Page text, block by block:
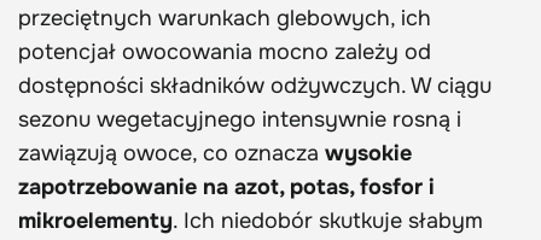
przeciętnych warunkach glebowych, ich
potencjał owocowania mocno zależy od
dostępności składników odżywczych. W ciągu
sezonu wegetacyjnego intensywnie rosną i
zawiązują owoce, co oznacza wysokie
zapotrzebowanie na azot, potas, fosfor i
mikroelementy. Ich niedobór skutkuje słabym